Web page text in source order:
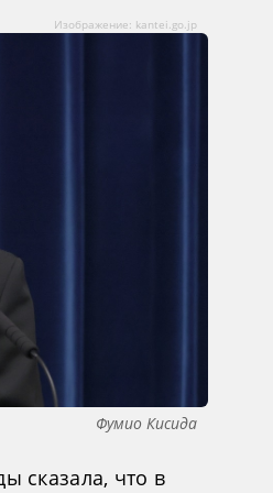
Изображение: kantei.go.jp
Фумио Кисида
сказала, что в